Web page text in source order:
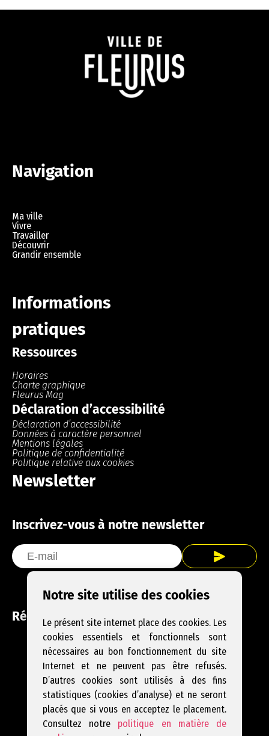
Navigation
Ma ville
Vivre
Travailler
Découvrir
Grandir ensemble
Informations
pratiques
Ressources
Horaires
Charte graphique
Fleurus Mag
Déclaration d’accessibilité
Déclaration d’accessibilité
Données à caractère personnel
Mentions légales
Politique de confidentialité
Politique relative aux cookies
Newsletter
Inscrivez-vous à notre newsletter
Réseaux sociaux
Facebook
Instagram
YouTube
Notre site utilise des cookies
Le présent site internet place des cookies. Les
cookies essentiels et fonctionnels sont
nécessaires au bon fonctionnement du site
Internet et ne peuvent pas être refusés.
D’autres cookies sont utilisés à des fins
statistiques (cookies d’analyse) et ne seront
placés que si vous en acceptez le placement.
Consultez notre politique en matière de